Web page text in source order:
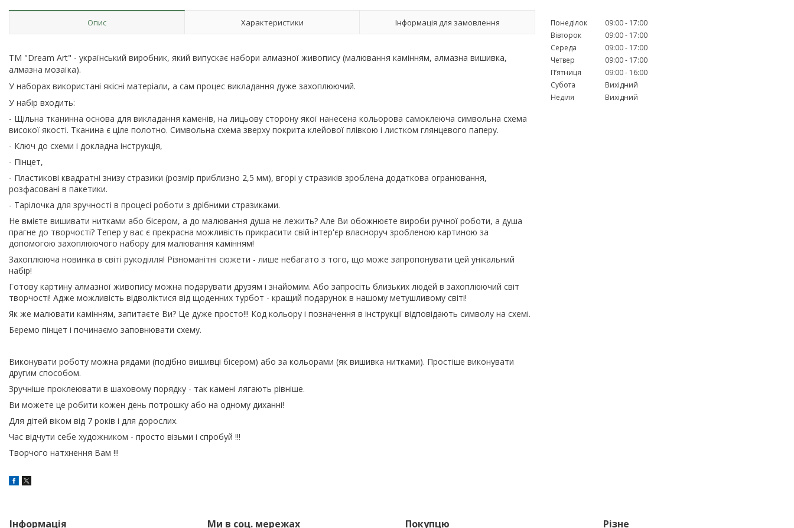
Опис Характеристики Інформація для замовлення
ТМ "Dream Art" - український виробник, який випускає набори алмазної живопису (малювання камінням, алмазна вишивка,
алмазна мозаїка).
У наборах використані якісні матеріали, а сам процес викладання дуже захоплюючий.
У набір входить:
- Щільна тканинна основа для викладання каменів, на лицьову сторону якої нанесена кольорова самоклеюча символьна схема
високої якості. Тканина є ціле полотно. Символьна схема зверху покрита клейової плівкою і листком глянцевого паперу.
- Ключ до схеми і докладна інструкція,
- Пінцет,
- Пластикові квадратні знизу стразики (розмір приблизно 2,5 мм), вгорі у стразиків зроблена додаткова огранювання,
розфасовані в пакетики.
- Тарілочка для зручності в процесі роботи з дрібними стразиками.
Не вмієте вишивати нитками або бісером, а до малювання душа не лежить? Але Ви обожнюєте вироби ручної роботи, а душа
прагне до творчості? Тепер у вас є прекрасна можливість прикрасити свій інтер'єр власноруч зробленою картиною за
допомогою захоплюючого набору для малювання камінням!
Захоплююча новинка в світі рукоділля! Різноманітні сюжети - лише небагато з того, що може запропонувати цей унікальний
набір!
Готову картину алмазної живопису можна подарувати друзям і знайомим. Або запросіть близьких людей в захоплюючий світ
творчості! Адже можливість відволіктися від щоденних турбот - кращий подарунок в нашому метушливому світі!
Як же малювати камінням, запитаєте Ви? Це дуже просто!!! Код кольору і позначення в інструкції відповідають символу на схемі.
Беремо пінцет і починаємо заповнювати схему.
Виконувати роботу можна рядами (подібно вишивці бісером) або за кольорами (як вишивка нитками). Простіше виконувати
другим способом.
Зручніше проклеювати в шаховому порядку - так камені лягають рівніше.
Ви можете це робити кожен день потрошку або на одному диханні!
Для дітей віком від 7 років і для дорослих.
Час відчути себе художником - просто візьми і спробуй !!!
Творчого натхнення Вам !!!
Понеділок 09:00
17:00
Вівторок
09:00
17:00
Середа
09:00
17:00
Четвер
09:00
17:00
Пʼятниця
09:00
16:00
Субота
Вихідний
Неділя
Вихідний
Інформація Ми в соц. мережах Покупцю Різне